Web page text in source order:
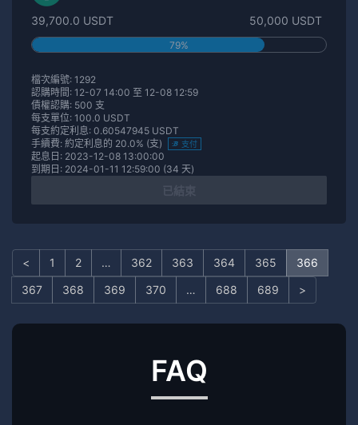
39,700.0 USDT 50,000 USDT
79%
檔次編號: 1292
認購時間: 12-07 14:00 至 12-08 12:59
債權認購: 500 支
每支單位: 100.0 USDT
每支約定利息: 0.60547945 USDT
手續費: 約定利息的 20.0% (支)
支付
起息日: 2023-12-08 13:00:00
到期日: 2024-01-11 12:59:00 (34 天)
< 1 2 … 362 363 364 365
366
367
368 369 370 … 688 689 >
FAQ